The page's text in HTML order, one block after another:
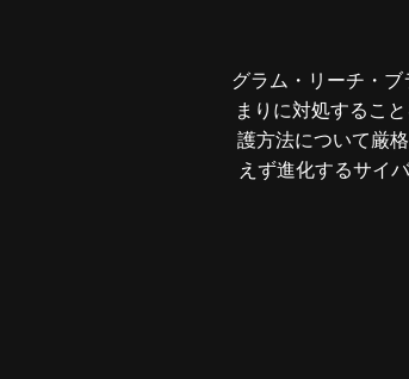
グラム・リーチ・
まりに対処するこ
護方法について厳
えず進化するサイ